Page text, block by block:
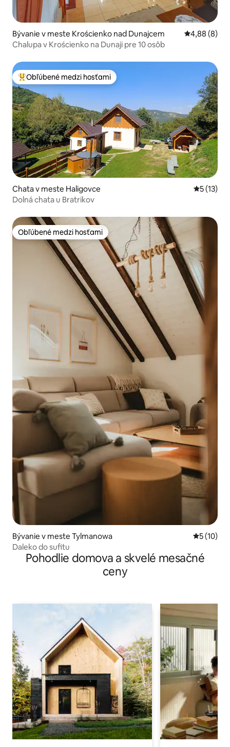
Bývanie v meste Krościenko nad Dunajcem Priemerné
4,88 (8)
Chalupa v Krościenko na Dunaji pre 10 osôb
Najobľúbenejšie medzi hosťami
Obľúbené medzi hosťami
Chata v meste Haligovce
5 (13)
Dolná chata u Bratrikov
Obľúbené medzi hosťami
Obľúbené medzi hosťami
Bývanie v meste Tylmanowa
5 (10)
Daleko do sufitu
Pohodlie domova a skvelé mesačné
ceny